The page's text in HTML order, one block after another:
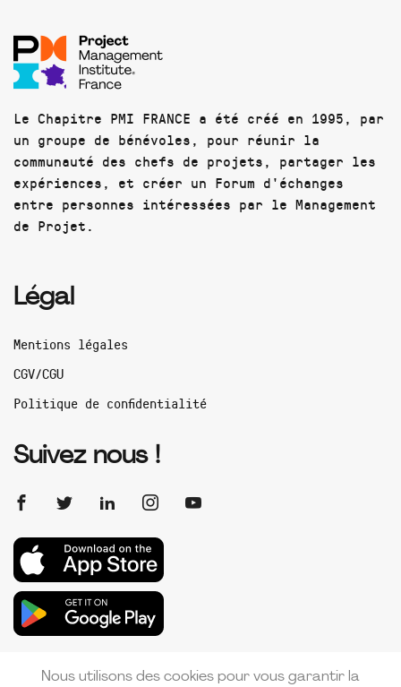
Le Chapitre PMI FRANCE a été créé en 1995, par
un groupe de bénévoles, pour réunir la
communauté des chefs de projets, partager les
expériences, et créer un Forum d'échanges
entre personnes intéressées par le Management
de Projet.
Légal
Mentions légales
CGV/CGU
Politique de confidentialité
Suivez nous !
Nous utilisons des cookies pour vous garantir la